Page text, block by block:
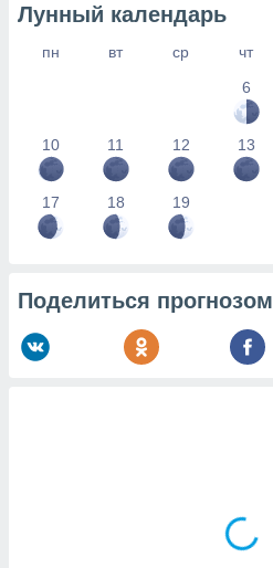
Лунный календарь
пн вт ср чт
6
10 11 12 13
17 18 19
Поделиться прогнозом